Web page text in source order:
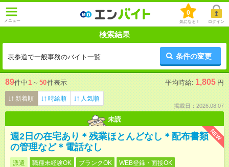
メニュー
0
気になる！ ログイン
検索結果
表参道で一般事務のバイト一覧 条件の変更
89件中1 ～ 50件表示 平均時給: 1,805 円
新着順 時給順 人気順
掲載日：2026.08.07
未読
NEW
週2日の在宅あり＊残業ほとんどなし＊配布書類
の管理など＊電話なし
派遣 職種未経験OK ブランクOK WEB登録・面接OK